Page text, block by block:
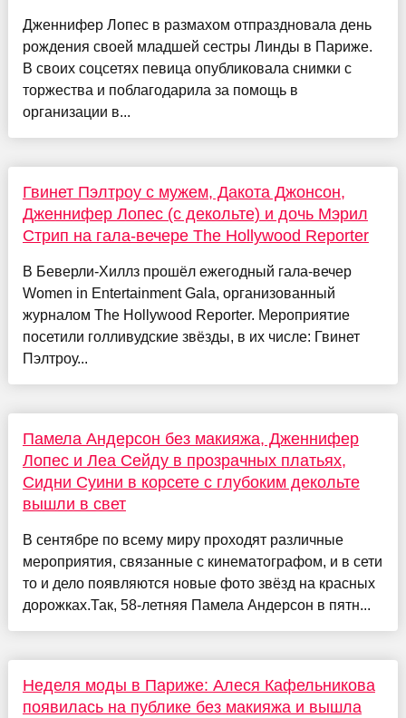
Дженнифер Лопес в размахом отпраздновала день
рождения своей младшей сестры Линды в Париже.
В своих соцсетях певица опубликовала снимки с
торжества и поблагодарила за помощь в
организации в...
Гвинет Пэлтроу с мужем, Дакота Джонсон,
Дженнифер Лопес (с декольте) и дочь Мэрил
Стрип на гала-вечере The Hollywood Reporter
В Беверли-Хиллз прошёл ежегодный гала-вечер
Women in Entertainment Gala, организованный
журналом The Hollywood Reporter. Мероприятие
посетили голливудские звёзды, в их числе: Гвинет
Пэлтроу...
Памела Андерсон без макияжа, Дженнифер
Лопес и Леа Сейду в прозрачных платьях,
Сидни Суини в корсете с глубоким декольте
вышли в свет
В сентябре по всему миру проходят различные
мероприятия, связанные с кинематографом, и в сети
то и дело появляются новые фото звёзд на красных
дорожках.Так, 58-летняя Памела Андерсон в пятн...
Неделя моды в Париже: Алеся Кафельникова
появилась на публике без макияжа и вышла